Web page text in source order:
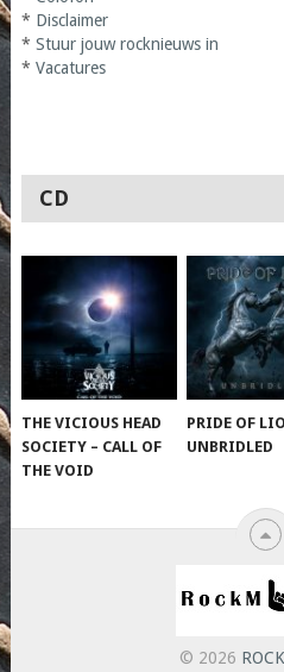
* Disclaimer
* Stuur jouw rocknieuws in
* Vacatures
CD
THE VICIOUS HEAD
SOCIETY – CALL OF
THE VOID
PRIDE OF
UNBRIDLED
© 2026